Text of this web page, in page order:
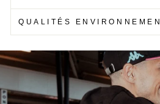
QUALITÉS